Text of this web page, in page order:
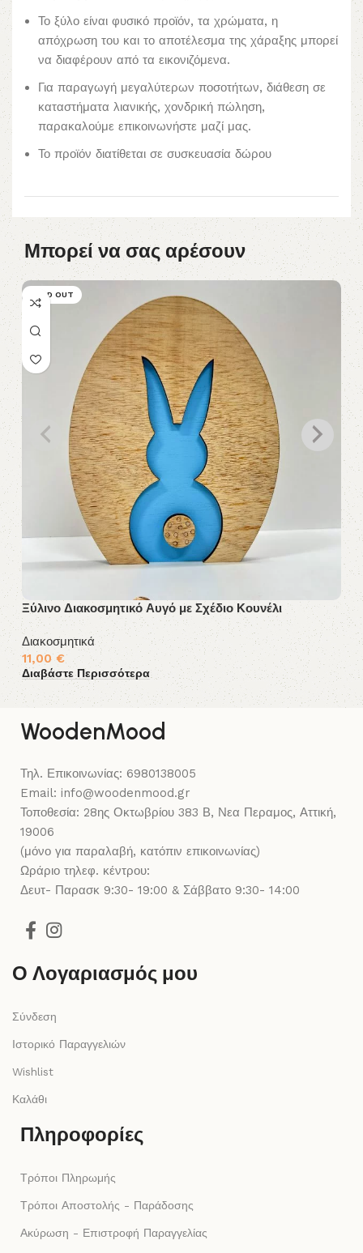
Το ξύλο είναι φυσικό προϊόν, τα χρώματα, η
απόχρωση του και το αποτέλεσμα της χάραξης μπορεί
να διαφέρουν από τα εικονιζόμενα.
Για παραγωγή μεγαλύτερων ποσοτήτων, διάθεση σε
καταστήματα λιανικής, χονδρική πώληση,
παρακαλούμε επικοινωνήστε μαζί μας.
Το προϊόν διατίθεται σε συσκευασία δώρου
Μπορεί να σας αρέσουν
SOLD OUT
Ξύλινο Διακοσμητικό Αυγό με Σχέδιο Κουνέλι
Διακοσμητικά
11,00€
Διαβάστε Περισσότερα
WoodenMood
Τηλ. Επικοινωνίας: 6980138005
Email: info@woodenmood.gr
Τοποθεσία: 28ης Οκτωβρίου 383 Β, Νεα Περαμος, Αττική,
19006
(μόνο για παραλαβή, κατόπιν επικοινωνίας)
Ωράριο τηλεφ. κέντρου:
Δευτ- Παρασκ 9:30- 19:00 & Σάββατο 9:30- 14:00
Ο Λογαριασμός μου
Σύνδεση
Ιστορικό Παραγγελιών
Wishlist
Καλάθι
Πληροφορίες
Τρόποι Πληρωμής
Τρόποι Αποστολής - Παράδοσης
Ακύρωση - Επιστροφή Παραγγελίας